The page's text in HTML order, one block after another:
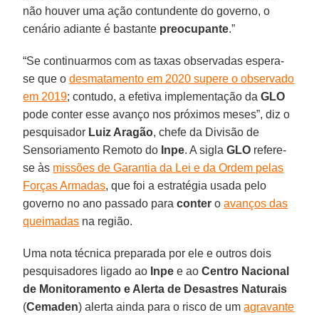
não houver uma ação contundente do governo, o
cenário adiante é bastante preocupante.”
“Se continuarmos com as taxas observadas espera-
se que odesmatamento em 2020 supere o observado
em 2019; contudo, a efetiva implementação daGLO
pode conter esse avanço nos próximos meses”, diz o
pesquisador Luiz Aragão, chefe da Divisão de
Sensoriamento Remoto do Inpe. A siglaGLO refere-
se às missões de Garantia da Lei e da Ordem pelas
Forças Armadas, que foi a estratégia usada pelo
governo no ano passado paraconter oavanços das
queimadas na região.
Uma nota técnica preparada por ele e outros dois
pesquisadores ligado ao Inpe e aoCentro Nacional
de Monitoramento e Alerta de Desastres Naturais
(Cemaden) alerta ainda para o risco de umagravante